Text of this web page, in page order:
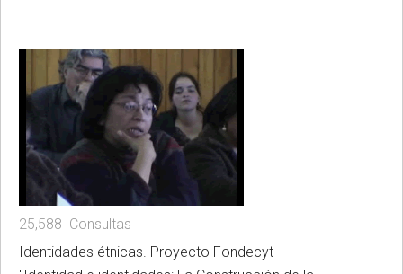
25,588 Consultas
Identidades étnicas. Proyecto Fondecyt